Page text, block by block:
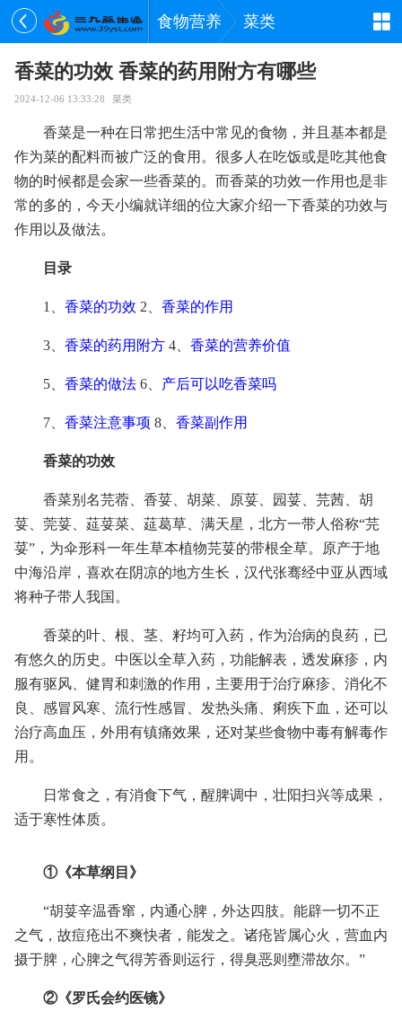
食物营养 菜类
香菜的功效 香菜的药用附方有哪些
2024-12-06 13:33:28 菜类
香菜是一种在日常把生活中常见的食物，并且基本都是
作为菜的配料而被广泛的食用。很多人在吃饭或是吃其他食
物的时候都是会家一些香菜的。而香菜的功效一作用也是非
常的多的，今天小编就详细的位大家介绍一下香菜的功效与
作用以及做法。
目录
1、 香菜的功效 2、 香菜的作用
3、 香菜的药用附方 4、 香菜的营养价值
5、 香菜的做法 6、 产后可以吃香菜吗
7、 香菜注意事项 8、 香菜副作用
香菜的功效
香菜别名芫蓿、香荽、胡菜、原荽、园荽、芫茜、胡
荽、莞荽、莚荽菜、莚葛草、满天星，北方一带人俗称“芫
荽”，为伞形科一年生草本植物芫荽的带根全草。原产于地
中海沿岸，喜欢在阴凉的地方生长，汉代张骞经中亚从西域
将种子带人我国。
香菜的叶、根、茎、籽均可入药，作为治病的良药，已
有悠久的历史。中医以全草入药，功能解表，透发麻疹，内
服有驱风、健胃和刺激的作用，主要用于治疗麻疹、消化不
良、感冒风寒、流行性感冒、发热头痛、痢疾下血，还可以
治疗高血压，外用有镇痛效果，还对某些食物中毒有解毒作
用。
日常食之，有消食下气，醒脾调中，壮阳扫兴等成果，
适于寒性体质。
①《本草纲目》
“胡荽辛温香窜，内通心脾，外达四肢。能辟一切不正
之气，故痘疮出不爽快者，能发之。诸疮皆属心火，营血内
摄于脾，心脾之气得芳香则运行，得臭恶则壅滞故尔。”
②《罗氏会约医镜》